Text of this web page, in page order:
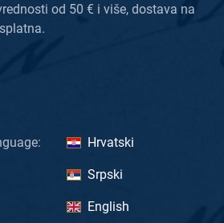
od 50 € i više, dostava na
Hrvatski
Srpski
English